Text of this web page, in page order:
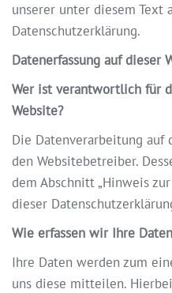
unserer unter diesem Text
Datenschutzerklärung.
Datenerfassung auf dieser
Wer ist verantwortlich für
Website?
Die Datenverarbeitung auf
den Websitebetreiber.
dem Abschnitt „Hinweis
dieser
Wie erfassen wir Ihre
Ihre Daten werden zum
uns diese mitteilen.